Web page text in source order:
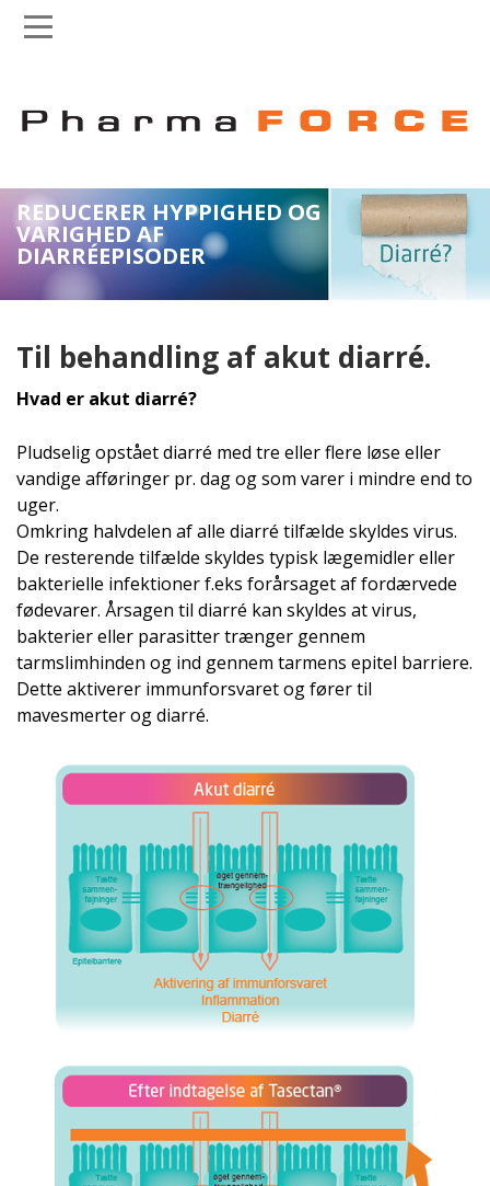
navigation
content
REDUCERER HYPPIGHED OG
VARIGHED AF
DIARRÉEPISODER
Til behandling af akut diarré.
Hvad er akut diarré?
Pludselig opstået diarré med tre eller flere løse eller
vandige afføringer pr. dag og som varer i mindre end to
uger.
Omkring halvdelen af alle diarré tilfælde skyldes virus.
De resterende tilfælde skyldes typisk lægemidler eller
bakterielle infektioner f.eks forårsaget af fordærvede
fødevarer. Årsagen til diarré kan skyldes at virus,
bakterier eller parasitter trænger gennem
tarmslimhinden og ind gennem tarmens epitel barriere.
Dette aktiverer immunforsvaret og fører til
mavesmerter og diarré.